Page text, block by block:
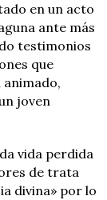
en un acto
ante más
testimonios
que
animado,
joven
vida perdida
de trata
divina» por lo